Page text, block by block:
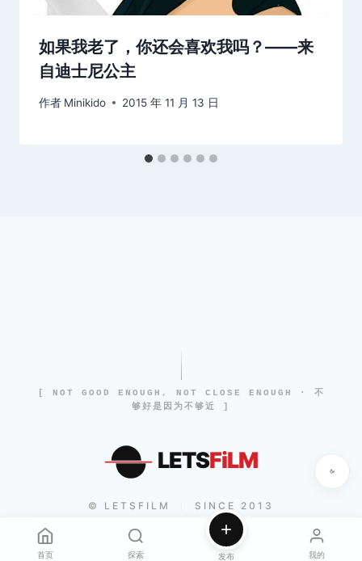
如果我老了，你还会喜欢我吗？——来
自迪士尼公主
作者 Minikido 2015 年 11 月 13 日
[ NOT GOOD ENOUGH, NOT CLOSE ENOUGH · 不
够好是因为不够近 ]
LETSFiLM
© LETSFILM SINCE 2013
首页 探索 发布 我的